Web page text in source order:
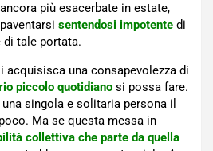
più esacerbate in estate,
sentendosi impotente di
tale portata.
acquisisca una consapevolezza di
piccolo quotidiano si possa fare.
singola e solitaria persona il
Ma se questa messa in
collettiva che parte da quella